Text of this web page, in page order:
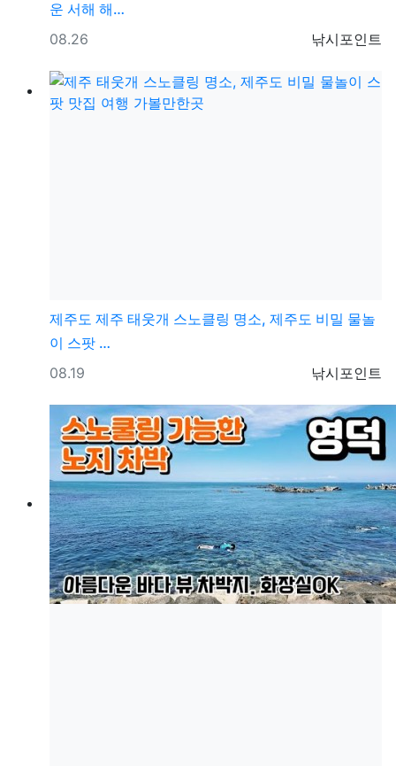
운 서해 해…
등록자
낚시포인트
등록일
08.26
제주도 제주 태웃개 스노클링 명소, 제주도 비밀 물놀
이 스팟 …
등록자
낚시포인트
등록일
08.19